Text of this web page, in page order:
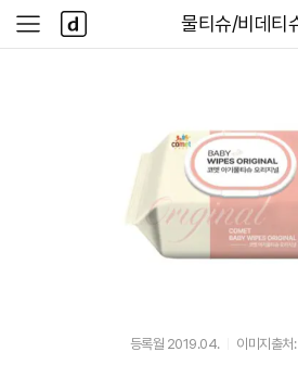
다나와
물티슈/비데티
사
이
다
나
와
등록월 2019.04. 이미지출처